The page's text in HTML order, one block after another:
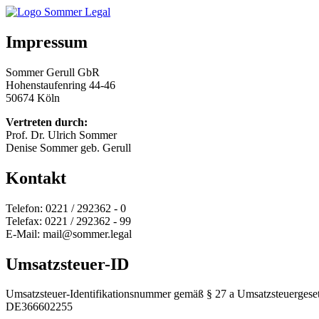
Impressum
Sommer Gerull GbR
Hohenstaufenring 44-46
50674 Köln
Vertreten durch:
Prof. Dr. Ulrich Sommer
Denise Sommer geb. Gerull
Kontakt
Telefon: 0221 / 292362 - 0
Telefax: 0221 / 292362 - 99
E-Mail: mail@sommer.legal
Umsatzsteuer-ID
Umsatzsteuer-Identifikationsnummer gemäß § 27 a
DE366602255